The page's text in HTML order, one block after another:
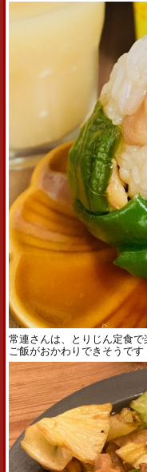
常連さんは、とりじん定食で
ご飯がおかわりできそうです